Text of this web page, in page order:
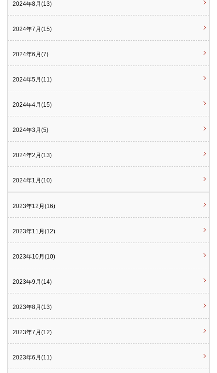
2024年8月(13)
2024年7月(15)
2024年6月(7)
2024年5月(11)
2024年4月(15)
2024年3月(5)
2024年2月(13)
2024年1月(10)
2023年12月(16)
2023年11月(12)
2023年10月(10)
2023年9月(14)
2023年8月(13)
2023年7月(12)
2023年6月(11)